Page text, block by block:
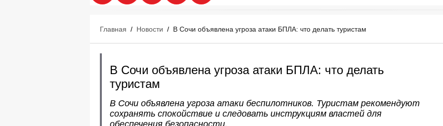
Главная / Новости / В Сочи объявлена угроза атаки БПЛА: что делать туристам
В Сочи объявлена угроза атаки БПЛА: что делать
туристам
В Сочи объявлена угроза атаки беспилотников. Туристам рекомендуют
сохранять спокойствие и следовать инструкциям властей для
обеспечения безопасности.